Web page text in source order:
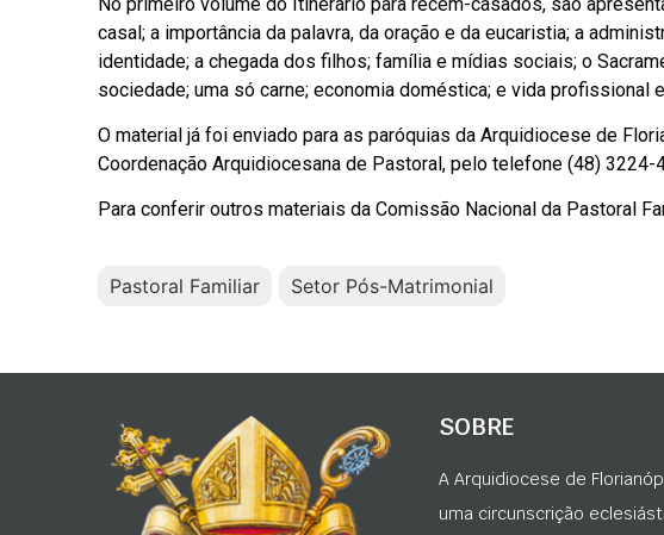
casal; a importância da palavra, da oração e da eucaristia; a
identidade; a chegada dos filhos; família e mídias sociais; o
sociedade; uma só carne; economia doméstica; e vida profissional
O material já foi enviado para as paróquias da Arquidiocese de
Coordenação Arquidiocesana de Pastoral, pelo telefone (48)
Para conferir outros materiais da Comissão Nacional da Pastoral
Pastoral Familiar Setor Pós-Matrimonial
SOBRE
A Arquidiocese de
uma circunscrição